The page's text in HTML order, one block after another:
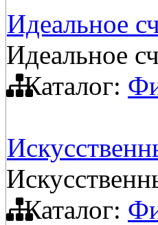
Идеальное
Идеальное
Каталог:
Каталог: